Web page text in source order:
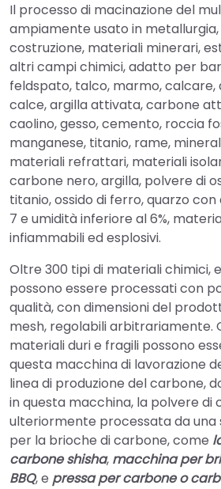
Il processo di macinazione del
ampiamente usato in
costruzione, materiali minerari,
altri campi chimici, adatto per
feldspato, talco, marmo, calcare,
calce, argilla attivata, carbone
caolino, gesso, cemento, roccia
manganese, titanio, rame,
materiali refrattari, materiali
carbone nero, argilla, polvere di
titanio, ossido di ferro, quarzo
7 e umidità inferiore al 6%,
infiammabili ed esplosivi.
Oltre 300 tipi di materiali chimici,
possono essere processati con
qualità, con dimensioni del
mesh, regolabili arbitrariamente.
materiali duri e fragili possono
questa macchina di lavorazione
linea di produzione del carbone,
in questa macchina, la polvere di
ulteriormente processata da una
per la brioche di carbone, come
carbone shisha, macchina per
BBQ, e pressa per carbone o